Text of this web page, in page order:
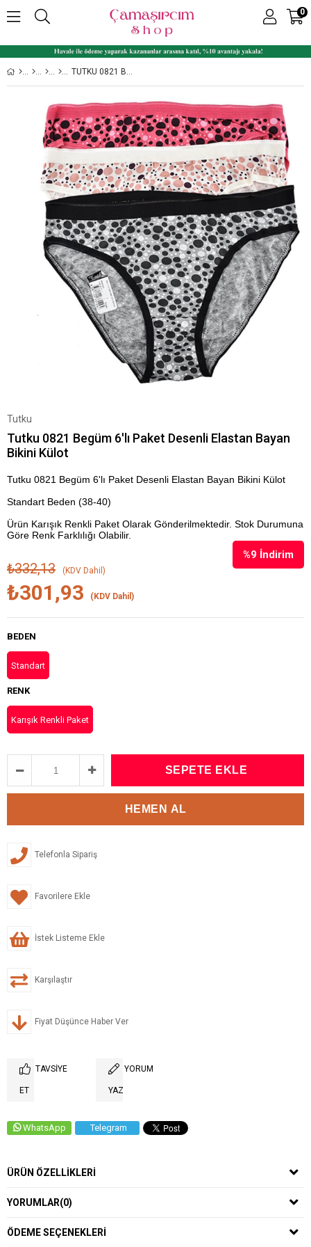
0
TUTKU 0821 BEGÜM 6'LI PAKET DESENLI ELASTAN BAYAN BIKINI KÜLOT
Tutku
Tutku 0821 Begüm 6'lı Paket Desenli Elastan Bayan
Bikini Külot
Tutku 0821 Begüm 6'lı Paket Desenli Elastan Bayan Bikini Külot
Standart Beden (38-40)
Ürün Karışık Renkli Paket Olarak Gönderilmektedir. Stok Durumuna
Göre Renk Farklılığı Olabilir.
%9 İndirim
₺332,13 (KDV Dahil)
₺301,93 (KDV Dahil)
BEDEN
Standart
RENK
Karışık Renkli Paket
Telefonla Sipariş
Favorilere Ekle
İstek Listeme Ekle
Karşılaştır
Fiyat Düşünce Haber Ver
TAVSIYE
ET
YORUM
YAZ
WhatsApp Telegram
ÜRÜN ÖZELLIKLERI
YORUMLAR(0)
ÖDEME SEÇENEKLERI